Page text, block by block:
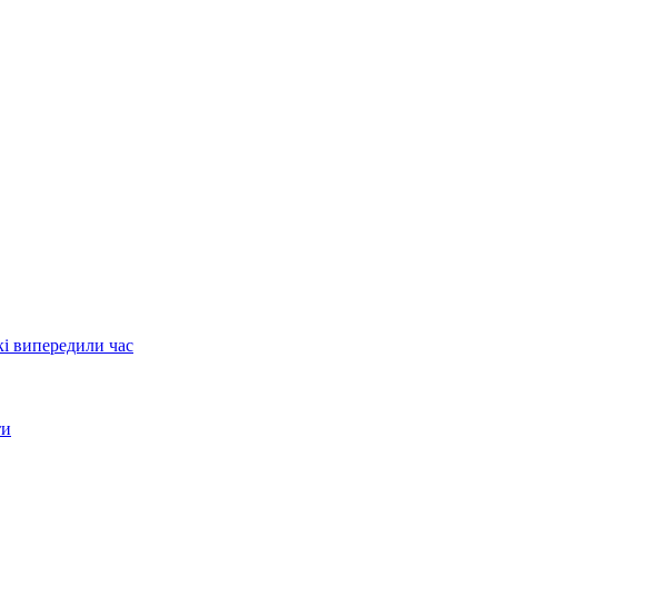
випередили час